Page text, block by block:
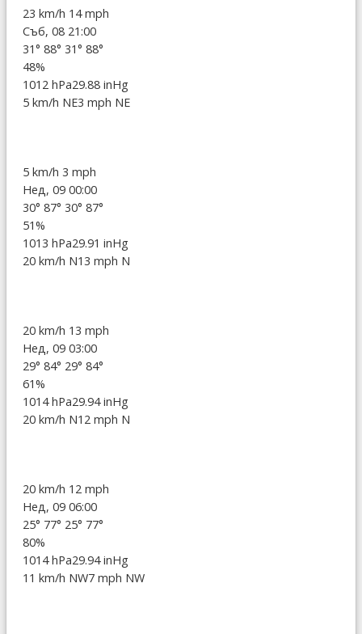
23 km/h 14 mph
Съб, 08 21:00
31° 88° 31° 88°
48%
1012 hPa29.88 inHg
5 km/h NE3 mph NE
5 km/h 3 mph
Нед, 09 00:00
30° 87° 30° 87°
51%
1013 hPa29.91 inHg
20 km/h N13 mph N
20 km/h 13 mph
Нед, 09 03:00
29° 84° 29° 84°
61%
1014 hPa29.94 inHg
20 km/h N12 mph N
20 km/h 12 mph
Нед, 09 06:00
25° 77° 25° 77°
80%
1014 hPa29.94 inHg
11 km/h NW7 mph NW